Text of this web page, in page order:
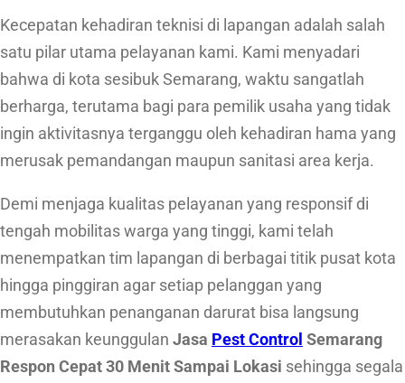
a
t
3
0
M
e
Kecepatan kehadiran teknisi di lapangan adalah salah
satu pilar utama pelayanan kami. Kami menyadari
bahwa di kota sesibuk Semarang, waktu sangatlah
berharga, terutama bagi para pemilik usaha yang tidak
ingin aktivitasnya terganggu oleh kehadiran hama yang
merusak pemandangan maupun sanitasi area kerja.
Demi menjaga kualitas pelayanan yang responsif di
tengah mobilitas warga yang tinggi, kami telah
menempatkan tim lapangan di berbagai titik pusat kota
hingga pinggiran agar setiap pelanggan yang
membutuhkan penanganan darurat bisa langsung
merasakan keunggulan Jasa Pest Control Semarang
Respon Cepat 30 Menit Sampai Lokasi sehingga segala